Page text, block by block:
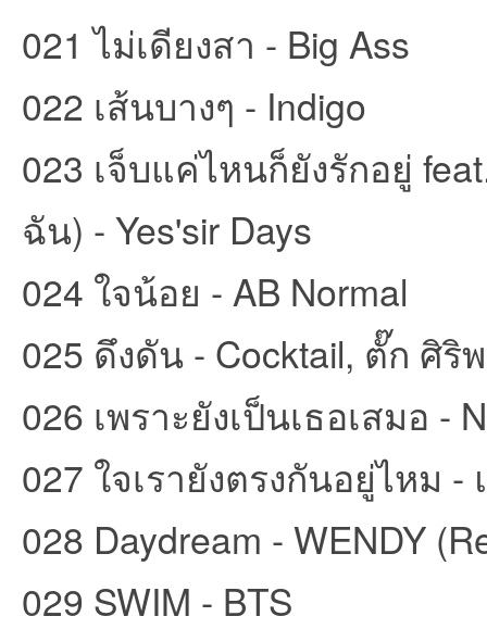
021 ไม่เดียงสา - Big Ass
022 เส้นบางๆ - Indigo
023 เจ็บแค่ไหนก็ยังรักอยู่
ฉัน) - Yes'sir Days
024 ใจน้อย - AB Normal
025 ดึงดัน - Cocktail, ตั๊ก ศิริ
026 เพราะยังเป็นเธอเสมอ -
027 ใจเรายังตรงกันอยู่ไหม -
028 Daydream - WENDY
029 SWIM - BTS